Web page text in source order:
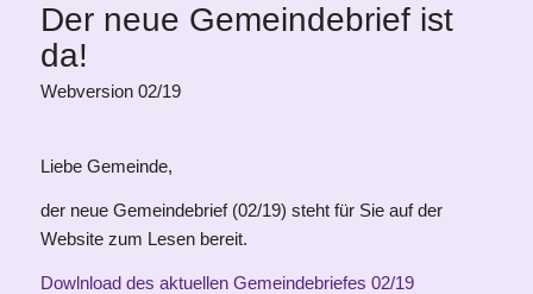
Der neue Gemeindebrief ist
da!
Webversion 02/19
Liebe Gemeinde,
der neue Gemeindebrief (02/19) steht für Sie auf der
Website zum Lesen bereit.
Dowlnload des aktuellen Gemeindebriefes 02/19